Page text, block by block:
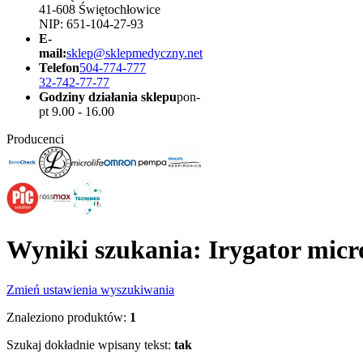
41-608 Świętochłowice
NIP: 651-104-27-93
E-
mail:sklep@sklepmedyczny.net
Telefon504-774-777
32-742-77-77
Godziny działania sklepupon-
pt 9.00 - 16.00
Producenci
Wyniki szukania: Irygator
Zmień ustawienia wyszukiwania
Znaleziono produktów: 1
Szukaj dokładnie wpisany tekst: tak